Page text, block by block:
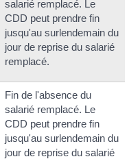
salarié remplacé. Le
CDD peut prendre fin
jusqu'au surlendemain du
jour de reprise du salarié
remplacé.
Fin de l'absence du
salarié remplacé. Le
CDD peut prendre fin
jusqu'au surlendemain du
jour de reprise du salarié